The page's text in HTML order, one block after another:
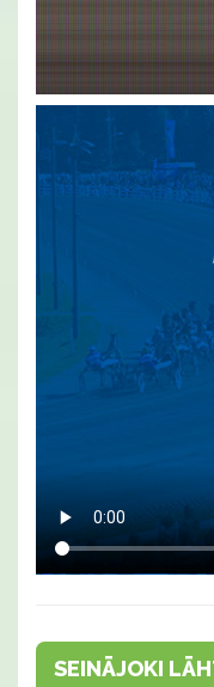
SEINÄJOKI